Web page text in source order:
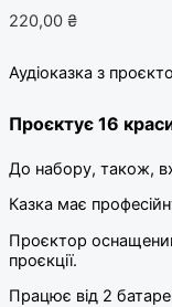
220,00 ₴
Аудіоказка з
Проєктує 16
До набору, також,
Казка має
Проєктор
проєкції.
Працює від 2